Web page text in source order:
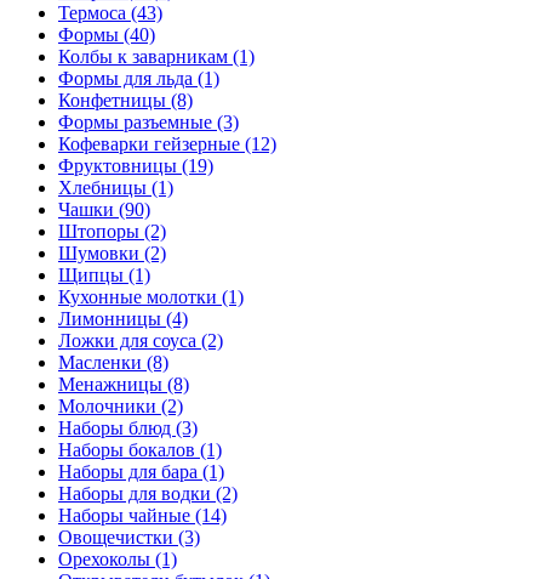
Термоса (43)
Формы (40)
Колбы к заварникам (1)
Формы для льда (1)
Конфетницы (8)
Формы разъемные (3)
Кофеварки гейзерные (12)
Фруктовницы (19)
Хлебницы (1)
Чашки (90)
Штопоры (2)
Шумовки (2)
Щипцы (1)
Кухонные молотки (1)
Лимонницы (4)
Ложки для соуса (2)
Масленки (8)
Менажницы (8)
Молочники (2)
Наборы блюд (3)
Наборы бокалов (1)
Наборы для бара (1)
Наборы для водки (2)
Наборы чайные (14)
Овощечистки (3)
Орехоколы (1)